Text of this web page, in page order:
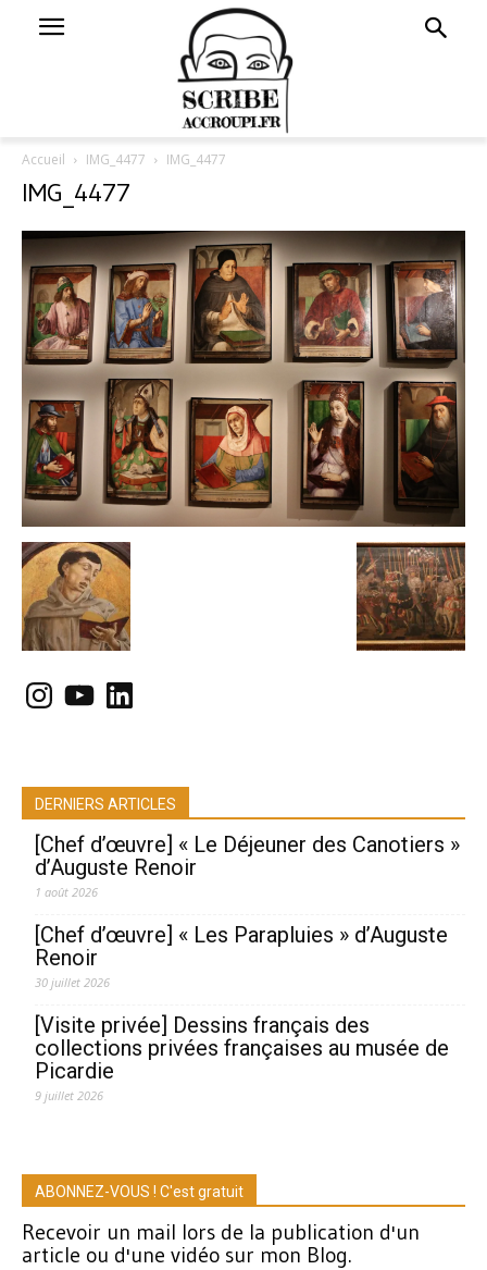
Accueil IMG_4477 IMG_4477
IMG_4477
Instagram
YouTubeLinkedIn
DERNIERS ARTICLES
[Chef d’œuvre] « Le Déjeuner des Canotiers »
d’Auguste Renoir
1 août 2026
[Chef d’œuvre] « Les Parapluies » d’Auguste
Renoir
30 juillet 2026
[Visite privée] Dessins français des
collections privées françaises au musée de
Picardie
9 juillet 2026
ABONNEZ-VOUS ! C'est gratuit
Recevoir un mail lors de la publication d'un
article ou d'une vidéo sur mon Blog.